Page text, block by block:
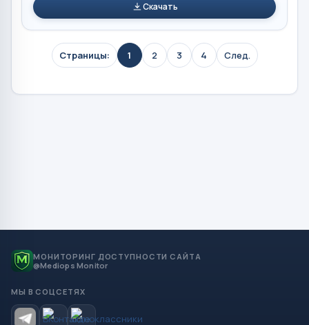
Скачать
Страницы: 1 2 3 4 След.
МОНИТОРИНГ ДОСТУПНОСТИ САЙТА
@Mediops Monitor
МЫ В СОЦСЕТЯХ